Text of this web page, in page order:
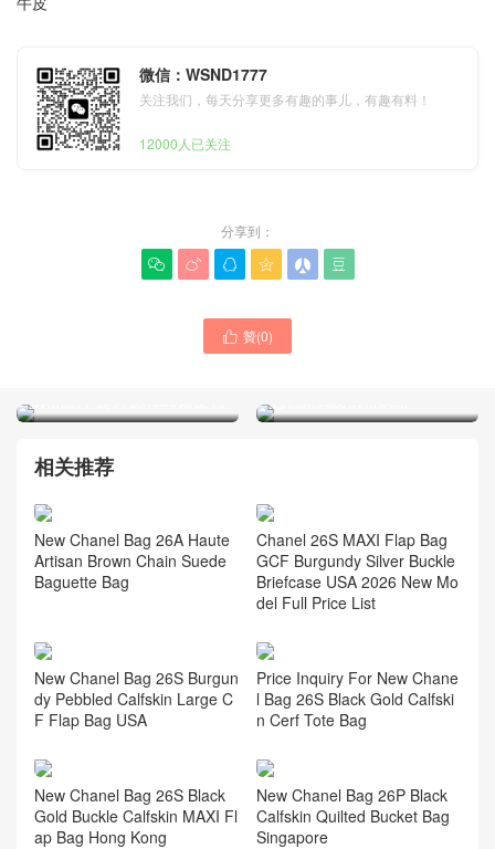
微信：WSND1777
关注我们，每天分享更多有趣的事儿，有趣有料！
12000人已关注
分享到：
     
 贊(0)
CHANEL新款22 小號手袋黑
相关推荐
New Chanel Bag 26A Haute
Artisan Brown Chain Suede
Baguette Bag
Chanel 26S MAXI Flap Bag
GCF Burgundy Silver Buckle
Briefcase USA 2026 New Mo
del Full Price List
New Chanel Bag 26S Burgun
dy Pebbled Calfskin Large C
F Flap Bag USA
Price Inquiry For New Chane
l Bag 26S Black Gold Calfski
n Cerf Tote Bag
New Chanel Bag 26S Black
Gold Buckle Calfskin MAXI Fl
ap Bag Hong Kong
New Chanel Bag 26P Black
Calfskin Quilted Bucket Bag
Singapore